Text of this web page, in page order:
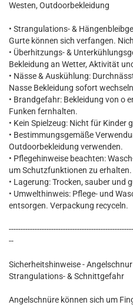
Westen, Outdoorbekleidung
• Strangulations- &
Gurte können sich verfangen.
• Überhitzungs- &
Bekleidung an Wetter, Aktivität
• Nässe & Auskühlung:
Nasse Bekleidung sofort
• Brandgefahr: Bekleidung von o
Funken fernhalten.
• Kein Spielzeug: Nicht für Kinder
• Bestimmungsgemäße
Outdoorbekleidung verwenden.
• Pflegehinweise beachten:
um Schutzfunktionen zu erhalten.
• Lagerung: Trocken, sauber und
• Umwelthinweis: Pflege- und
entsorgen. Verpackung recyceln.
--
Sicherheitshinweise -
Strangulations- & Schnittgefahr
Angelschnüre können sich um